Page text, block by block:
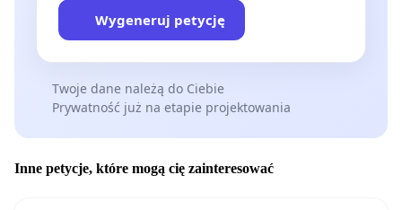
Wygeneruj petycję
Twoje dane należą do Ciebie
Prywatność już na etapie projektowania
Inne petycje, które mogą cię zainteresować